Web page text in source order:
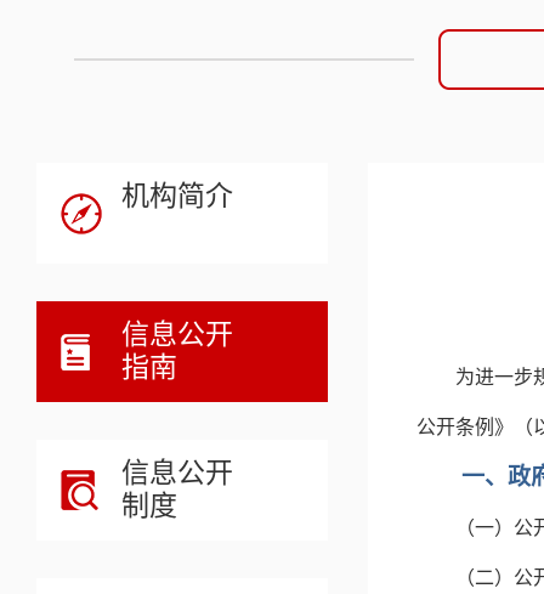
机构简介
信息公开
指南
信息公开
制度
为进一步
公开条例》（
一、政
（一）
（二）